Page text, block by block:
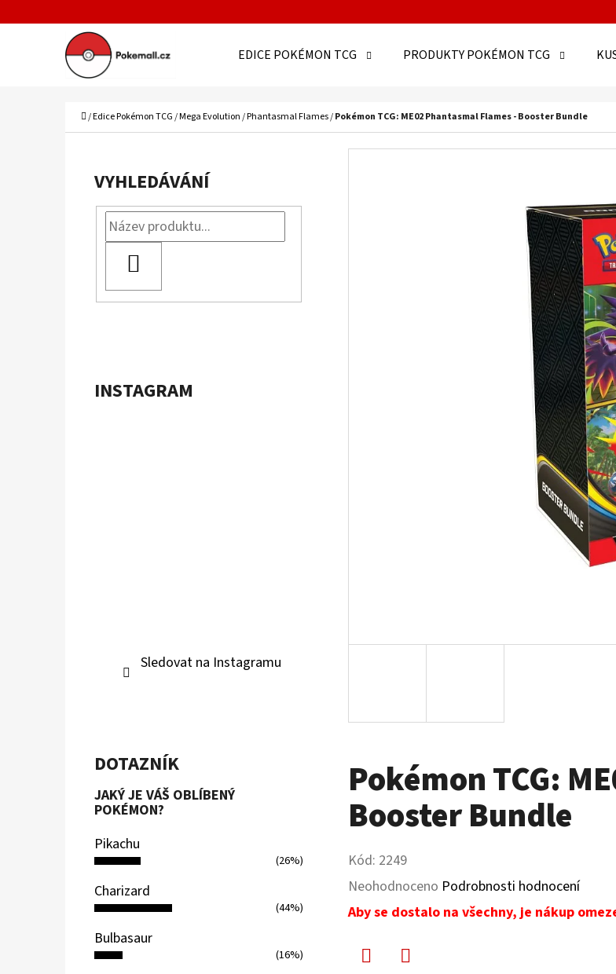
EDICE POKÉMON TCG PRODUKTY POKÉMON TCG
Domů
/Edice Pokémon TCG/Mega Evolution/Phantasmal Flames/Pokémon TCG: ME02 Phantasmal Flames - Booster Bundle
VYHLEDÁVÁNÍ
INSTAGRAM
Sledovat na Instagramu
DOTAZNÍK
JAKÝ JE VÁŠ OBLÍBENÝ
POKÉMON?
Pikachu
(26%)
Charizard
(44%)
Bulbasaur
(16%)
Pokémon TCG:
Booster Bundle
Kód: 2249
Průměrné
hodnocení
Neohodnoceno Podrobnosti hodnocení
Aby se dostalo na všechny, je nákup
Zpět
do
obchodu
Zpět
do
obchodu
DOPORUČUJEME
POKÉMON TCG: ME05 PITCH BLACK - ELITE